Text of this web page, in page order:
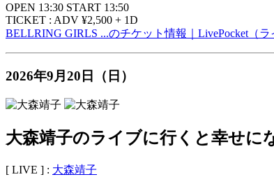
OPEN 13:30 START 13:50
TICKET : ADV ¥2,500 + 1D
BELLRING GIRLS ...のチケット情報｜LivePocket（ラ
2026年9月20日（日）
大森靖子のライブに行くと幸せに
[ LIVE ] : 大森靖子